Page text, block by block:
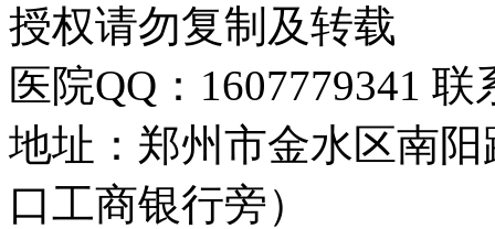
授权请勿复制及转载
医院QQ：1607779341
地址：郑州市金水区南
口工商银行旁）